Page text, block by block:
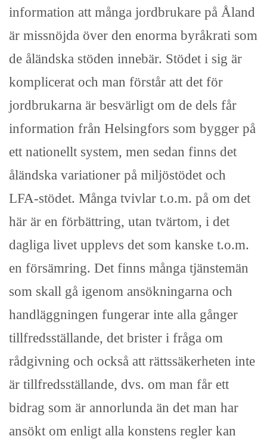
information att många jordbrukare på Åland
är missnöjda över den enorma byråkrati som
de åländska stöden innebär. Stödet i sig är
komplicerat och man förstår att det för
jordbrukarna är besvärligt om de dels får
information från Helsingfors som bygger på
ett nationellt system, men sedan finns det
åländska variationer på miljöstödet och
LFA-stödet. Många tvivlar t.o.m. på om det
här är en förbättring, utan tvärtom, i det
dagliga livet upplevs det som kanske t.o.m.
en försämring. Det finns många tjänstemän
som skall gå igenom ansökningarna och
handläggningen fungerar inte alla gånger
tillfredsställande, det brister i fråga om
rådgivning och också att rättssäkerheten inte
är tillfredsställande, dvs. om man får ett
bidrag som är annorlunda än det man har
ansökt om enligt alla konstens regler kan